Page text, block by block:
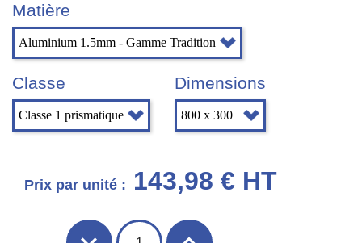
Matière
Classe Dimensions
Prix par unité : 143,98 € HT